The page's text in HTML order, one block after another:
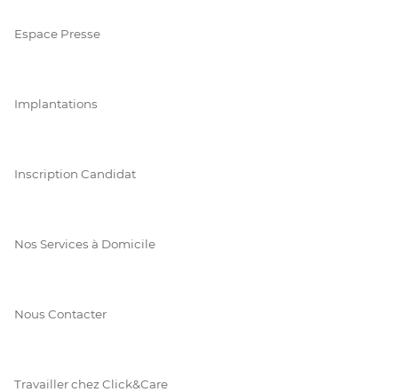
Espace Presse
Implantations
Inscription Candidat
Nos Services à Domicile
Nous Contacter
Travailler chez Click&Care